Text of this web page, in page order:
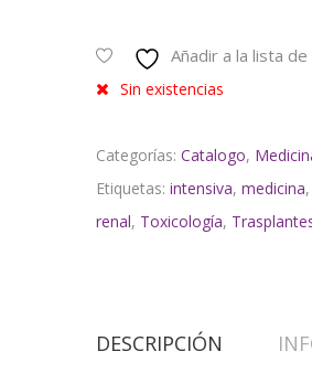
Añadir a la lista
Sin existencias
Categorías: Catalogo,
Etiquetas: intensiva, medicina,
renal, Toxicología,
DESCRIPCIÓN